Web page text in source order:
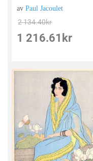
avPaul Jacoulet
2 134.40kr
1 216.61 kr